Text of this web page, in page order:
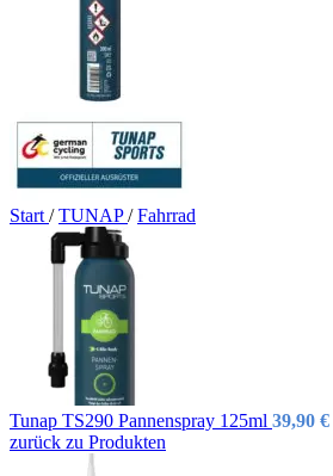
Start/ TUNAP/ Fahrrad
Tunap TS290 Pannenspray 125ml 39,90 €
zurück zu Produkten